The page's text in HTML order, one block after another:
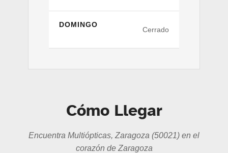
DOMINGO
Cerrado
Cómo Llegar
Encuentra Multiópticas, Zaragoza (50021) en el
corazón de Zaragoza